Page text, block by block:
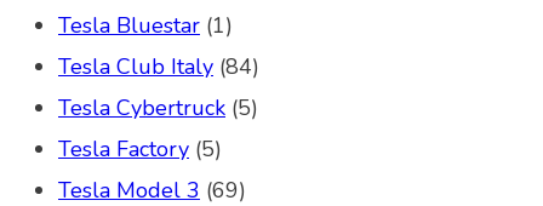
Tesla Bluestar (1)
Tesla Club Italy (84)
Tesla Cybertruck (5)
Tesla Factory (5)
Tesla Model 3 (69)